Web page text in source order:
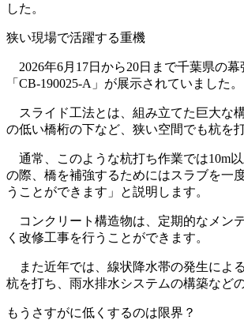
した。
狭い現場で活躍する重機
2026年6月17日から20日まで千葉県の
「CB-190025-A」が展示されていました。
スライド工法とは、組み立てた巨大な
の低い橋桁の下など、狭い空間でも杭を
通常、このような杭打ち作業では10m
の際、橋を補強するためにはスラブを一
うことができます」と説明します。
コンクリート構造物は、定期的なメン
く改修工事を行うことができます。
また近年では、線状降水帯の発生によ
杭を打ち、雨水排水システムの構築など
もうさすがに低くするのは限界？